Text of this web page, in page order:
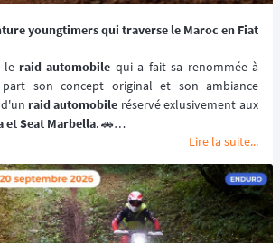
youngtimers qui traverse le Maroc en Fiat
le raid automobile qui a fait sa renommée à
son concept original et son ambiance
raid automobile
et Seat Marbella. 🚗
offroad qui se déroule au coeur du désert
véhicules youngtimers. 🚘🌵
: du 3 au 10 avril 2027.
Lire la suite...